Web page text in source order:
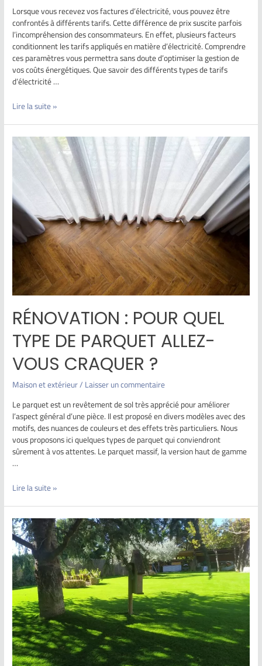
Lorsque vous recevez vos factures d’électricité, vous pouvez être
confrontés à différents tarifs. Cette différence de prix suscite parfois
l’incompréhension des consommateurs. En effet, plusieurs facteurs
conditionnent les tarifs appliqués en matière d’électricité. Comprendre
ces paramètres vous permettra sans doute d’optimiser la gestion de
vos coûts énergétiques. Que savoir des différents types de tarifs
d’électricité …
Lire la suite »
RÉNOVATION : POUR QUEL
TYPE DE PARQUET ALLEZ-
VOUS CRAQUER ?
Maison et extérieur/Laisser un commentaire
Le parquet est un revêtement de sol très apprécié pour améliorer
l’aspect général d’une pièce. Il est proposé en divers modèles avec des
motifs, des nuances de couleurs et des effets très particuliers. Nous
vous proposons ici quelques types de parquet qui conviendront
sûrement à vos attentes. Le parquet massif, la version haut de gamme
…
Lire la suite »